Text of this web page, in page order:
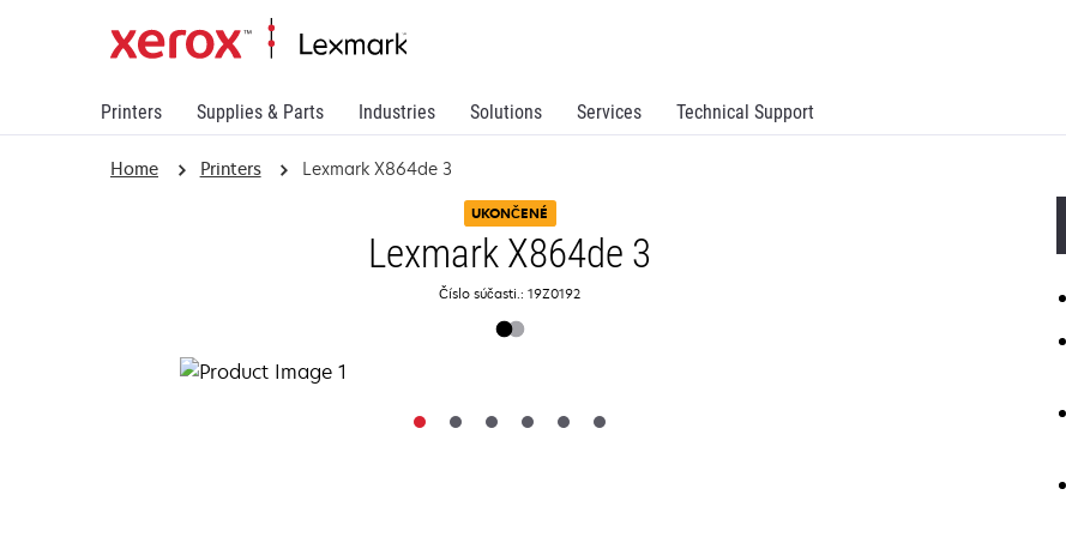
Printers Supplies & Parts Industries Solutions Services Technical Support
Home Printers Lexmark X864de 3
UKONČENÉ
Lexmark X864de 3
Číslo súčasti.: 19Z0192